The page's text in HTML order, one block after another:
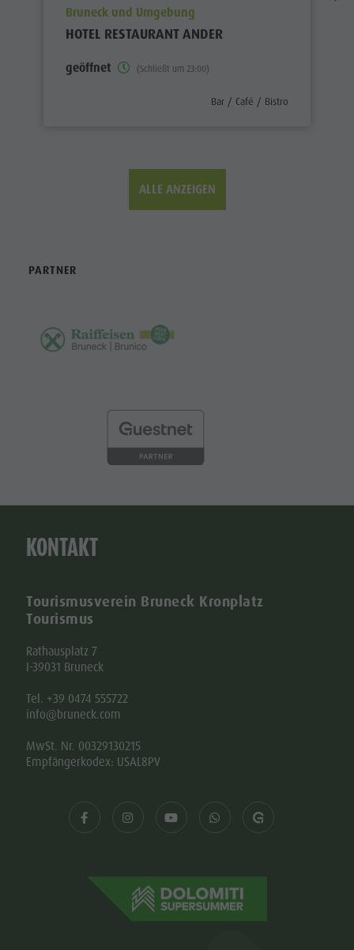
aria.poi_location_prefix
Bruneck und Umgebung
HOTEL RESTAURANT ANDER
geöffnet (Schließt um 23:00)
aria.poi_category_prefix
Bar / Café / Bistro
ALLE ANZEIGEN
PARTNER
KONTAKT
Tourismusverein Bruneck Kronplatz
Tourismus
Rathausplatz 7
I-39031 Bruneck
Tel. +39 0474 555722
info@bruneck.com
MwSt. Nr. 00329130215
Empfängerkodex: USAL8PV